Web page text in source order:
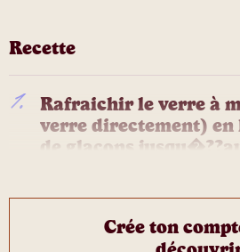
Recette
Rafraichir le verre à
verre directement)
de glaçons
Crée ton